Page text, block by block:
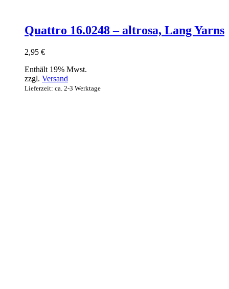
Quattro 16.0248 – altrosa, Lang Yarns
2,95 €
Enthält 19% Mwst.
zzgl. Versand
Lieferzeit: ca. 2-3 Werktage